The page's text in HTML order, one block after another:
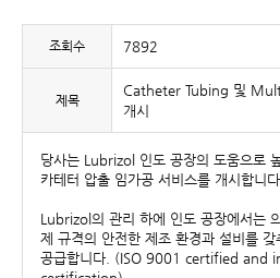
조회수 7892
제목
Catheter Tubing 및
개시
당사는 Lubrizol 인도 공장의 도움으로
카테터 압출 임가공 서비스를 개시합니다.
Lubrizol의 관리 하에 인도 공장에서는
제 규격의 안전한 제조 환경과 설비를
공급합니다. (ISO 9001 certified and